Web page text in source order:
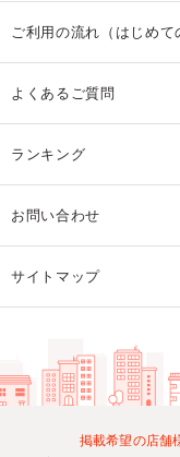
ご利用の流れ（はじめて
よくあるご質問
ランキング
お問い合わせ
サイトマップ
掲載希望の店舗